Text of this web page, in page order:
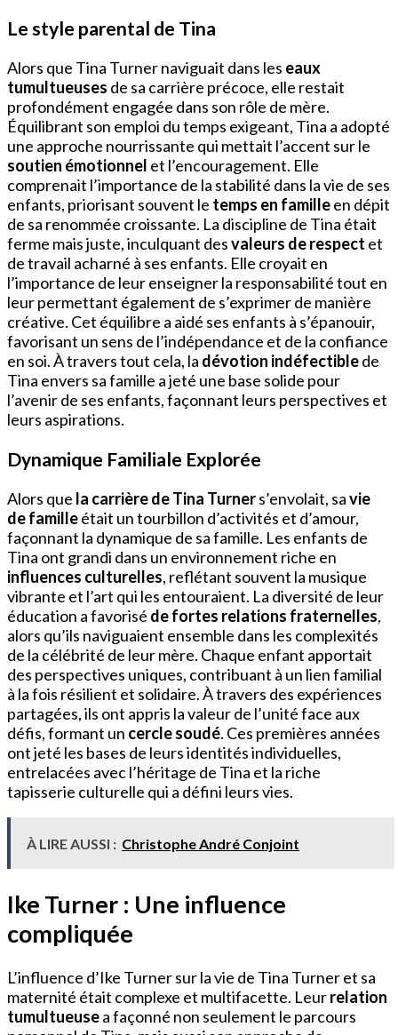
Le style parental de Tina
Alors que Tina Turner naviguait dans les eaux
tumultueuses de sa carrière précoce, elle restait
profondément engagée dans son rôle de mère.
Équilibrant son emploi du temps exigeant, Tina a adopté
une approche nourrissante qui mettait l’accent sur le
soutien émotionnel et l’encouragement. Elle
comprenait l’importance de la stabilité dans la vie de ses
enfants, priorisant souvent le temps en familleen dépit
de sa renommée croissante. La discipline de Tina était
ferme mais juste, inculquant desvaleurs de respect et
de travail acharné à ses enfants. Elle croyait en
l’importance de leur enseigner la responsabilité tout en
leur permettant également de s’exprimer de manière
créative. Cet équilibre a aidé ses enfants à s’épanouir,
favorisant un sens de l’indépendance et de la confiance
en soi. À travers tout cela, la dévotion indéfectiblede
Tina envers sa famille a jeté une base solide pour
l’avenir de ses enfants, façonnant leurs perspectives et
leurs aspirations.
Dynamique Familiale Explorée
Alors que la carrière de Tina Turners’envolait, savie
de familleétait un tourbillon d’activités et d’amour,
façonnant la dynamique de sa famille. Les enfants de
Tina ont grandi dans un environnement riche en
influences culturelles, reflétant souvent la musique
vibrante et l’art qui les entouraient. La diversité de leur
éducation a favorisé de fortes relations fraternelles,
alors qu’ils naviguaient ensemble dans les complexités
de la célébrité de leur mère. Chaque enfant apportait
des perspectives uniques, contribuant à un lien familial
à la fois résilient et solidaire. À travers des expériences
partagées, ils ont appris la valeur de l’unité face aux
défis, formant un cercle soudé. Ces premières années
ont jeté les bases de leurs identités individuelles,
entrelacées avec l’héritage de Tina et la riche
tapisserie culturelle qui a défini leurs vies.
À LIRE AUSSI : Christophe André Conjoint
Ike Turner : Une influence
compliquée
L’influence d’Ike Turner sur la vie de Tina Turner et sa
maternité était complexe et multifacette. Leurrelation
tumultueusea façonné non seulement le parcours